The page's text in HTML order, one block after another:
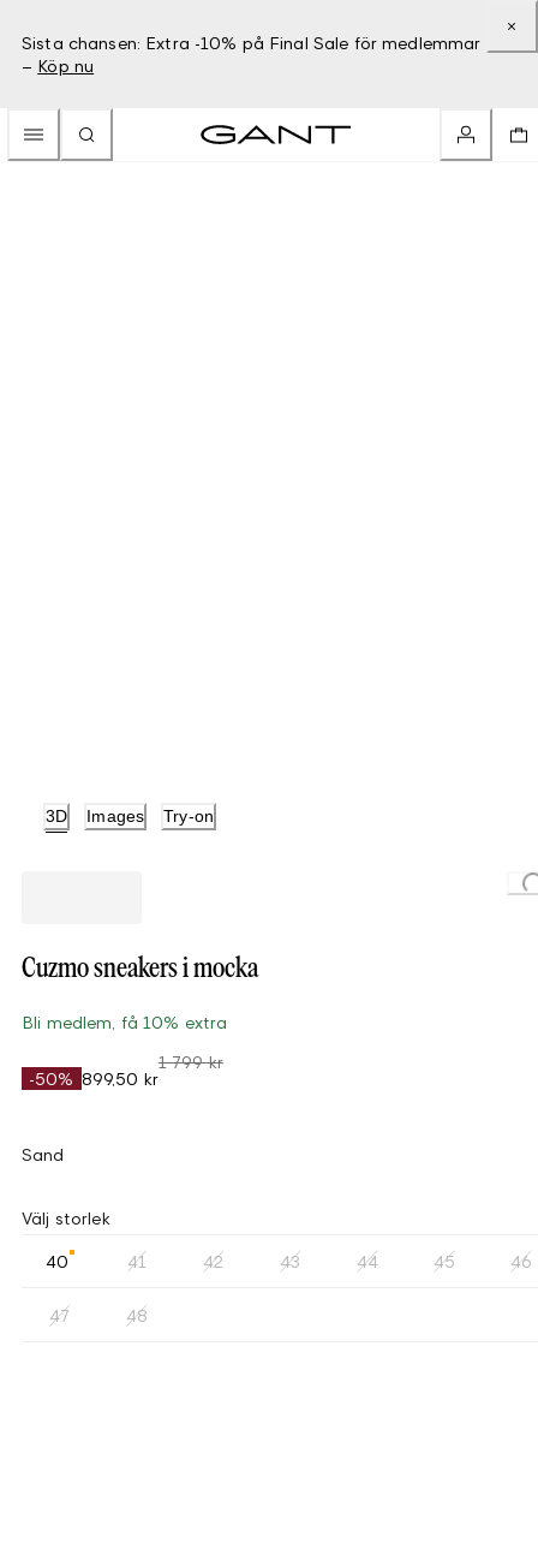
Sista chansen: Extra -10% på Final Sale för medlemmar
– Köp nu
3D Images Try-on
Cuzmo sneakers i mocka
Bli medlem, få 10% extra
-50% 899,50 kr
1 799 kr
Sand
Välj storlek
40 41 42 43 44 45 46
47 48